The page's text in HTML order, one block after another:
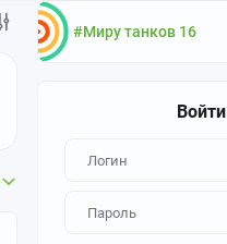
#Миру танков 16
Войти